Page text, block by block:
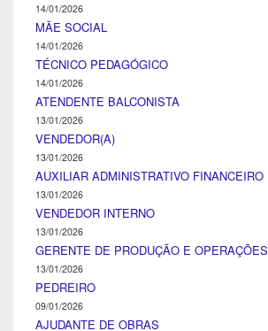
14/01/2026
MÃE SOCIAL
14/01/2026
TÉCNICO PEDAGÓGICO
14/01/2026
ATENDENTE BALCONISTA
13/01/2026
VENDEDOR(A)
13/01/2026
AUXILIAR ADMINISTRATIVO FINANCEIRO
13/01/2026
VENDEDOR INTERNO
13/01/2026
GERENTE DE PRODUÇÃO E OPERAÇÕES
13/01/2026
PEDREIRO
09/01/2026
AJUDANTE DE OBRAS